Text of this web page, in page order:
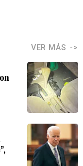
VER MÁS